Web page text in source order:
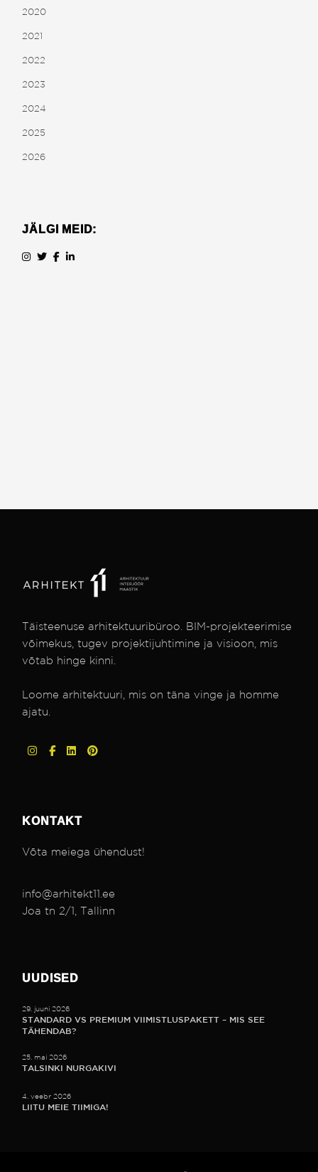
2020
2021
2022
2023
2024
2025
2026
JÄLGI MEID:
Täisteenuse arhitektuuribüroo. BIM-projekteerimise
võimekus, tugev projektijuhtimine ja visioon, mis
võtab hinge kinni.
Loome arhitektuuri, mis on täna vinge ja homme
ajatu.
KONTAKT
Võta meiega ühendust!
info@arhitekt11.ee
Joa tn 2/1, Tallinn
UUDISED
29. juuni 2026
STANDARD VS PREMIUM VIIMISTLUSPAKETT – MIS SEE
TÄHENDAB?
25. mai 2026
TALSINKI NURGAKIVI
4. veebr 2026
LIITU MEIE TIIMIGA!